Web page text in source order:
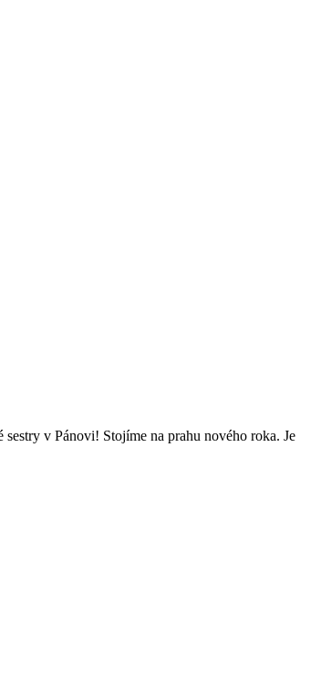
v Pánovi! Stojíme na prahu nového roka. Je